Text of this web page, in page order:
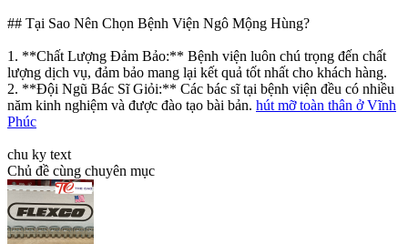
## Tại Sao Nên Chọn Bệnh Viện Ngô Mộng Hùng?
1. **Chất Lượng Đảm Bảo:** Bệnh viện luôn chú trọng đến chất
lượng dịch vụ, đảm bảo mang lại kết quả tốt nhất cho khách hàng.
2. **Đội Ngũ Bác Sĩ Giỏi:** Các bác sĩ tại bệnh viện đều có nhiều
năm kinh nghiệm và được đào tạo bài bản. hút mỡ toàn thân ở Vĩnh
Phúc
chu ky text
Chủ đề cùng chuyên mục